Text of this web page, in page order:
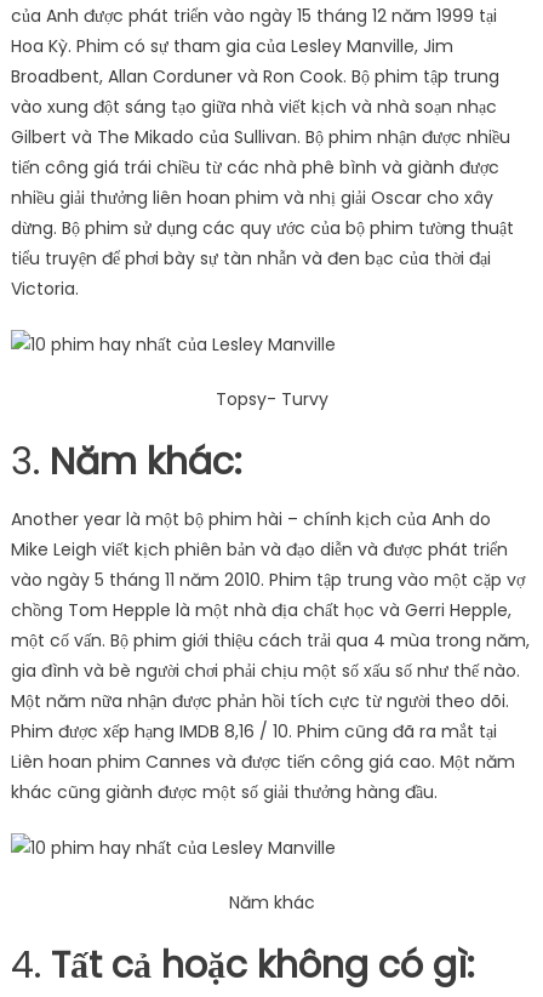
của Anh được phát triển vào ngày 15 tháng 12 năm 1999 tại
Hoa Kỳ. Phim có sự tham gia của Lesley Manville, Jim
Broadbent, Allan Corduner và Ron Cook. Bộ phim tập trung
vào xung đột sáng tạo giữa nhà viết kịch và nhà soạn nhạc
Gilbert và The Mikado của Sullivan. Bộ phim nhận được nhiều
tiến công giá trái chiều từ các nhà phê bình và giành được
nhiều giải thưởng liên hoan phim và nhị giải Oscar cho xây
dừng. Bộ phim sử dụng các quy ước của bộ phim tường thuật
tiểu truyện để phơi bày sự tàn nhẫn và đen bạc của thời đại
Victoria.
Topsy- Turvy
3. Năm khác:
Another year là một bộ phim hài – chính kịch của Anh do
Mike Leigh viết kịch phiên bản và đạo diễn và được phát triển
vào ngày 5 tháng 11 năm 2010. Phim tập trung vào một cặp vợ
chồng Tom Hepple là một nhà địa chất học và Gerri Hepple,
một cố vấn. Bộ phim giới thiệu cách trải qua 4 mùa trong năm,
gia đình và bè người chơi phải chịu một số xấu số như thế nào.
Một năm nữa nhận được phản hồi tích cực từ người theo dõi.
Phim được xếp hạng IMDB 8,16 / 10. Phim cũng đã ra mắt tại
Liên hoan phim Cannes và được tiến công giá cao. Một năm
khác cũng giành được một số giải thưởng hàng đầu.
Năm khác
4. Tất cả hoặc không có gì: